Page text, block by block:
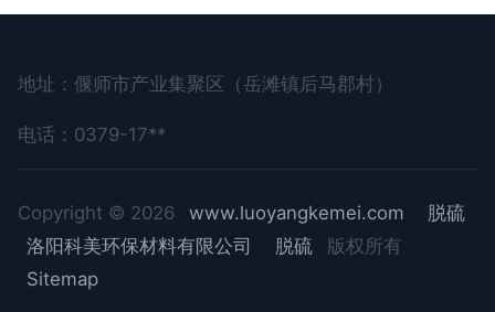
地址：偃师市产业集聚区（岳滩镇后马郡村）
电话：0379-17**
Copyright © 2026 www.luoyangkemei.com
脱硫
洛阳科美环保材料有限公司
脱硫
版权所有
Sitemap